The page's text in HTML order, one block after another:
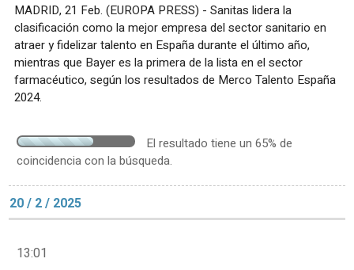
MADRID, 21 Feb. (EUROPA PRESS) - Sanitas lidera la
clasificación como la mejor empresa del sector sanitario en
atraer y fidelizar talento en España durante el último año,
mientras que Bayer es la primera de la lista en el sector
farmacéutico, según los resultados de Merco Talento España
2024.
El resultado tiene un 65% de
coincidencia con la búsqueda.
20 / 2 / 2025
13:01